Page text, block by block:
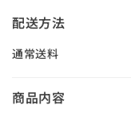
配送方法
通常送料
商品内容